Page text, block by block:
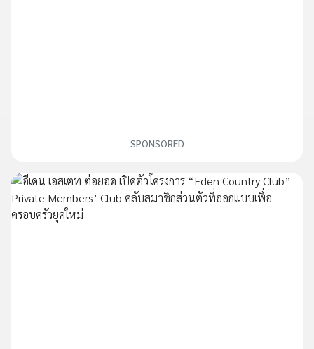
SPONSORED